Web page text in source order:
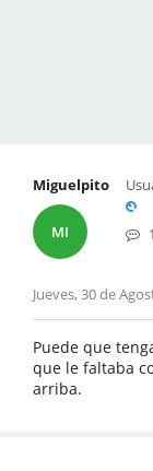
Miguelpito
MI 1
Jueves, 30 de
Puede que
que le faltaba
arriba.